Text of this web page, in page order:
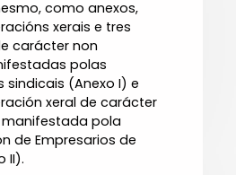
como anexos,
xerais e tres
carácter non
polas
sindicais (Anexo I) e
xeral de carácter
pola
de Empresarios de
II).